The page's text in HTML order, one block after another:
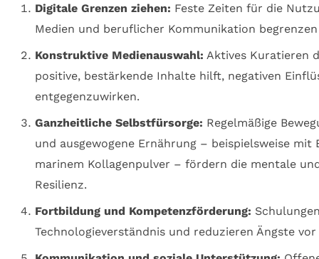
Digitale Grenzen ziehen: Feste Zeiten für die
Medien und beruflicher Kommunikation
Konstruktive Medienauswahl: Aktives Kuratieren
positive, bestärkende Inhalte hilft, negativen
entgegenzuwirken.
Ganzheitliche Selbstfürsorge: Regelmäßige
und ausgewogene Ernährung – beispielsweise mit
marinem Kollagenpulver – fördern die mentale
Resilienz.
Fortbildung und Kompetenzförderung:
Technologieverständnis und reduzieren Ängste